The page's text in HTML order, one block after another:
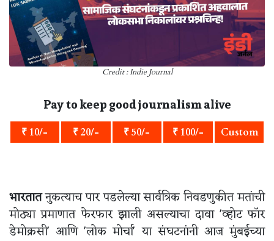
Credit : Indie Journal
Pay to keep good journalism alive
₹ 10/- ₹ 20/- ₹ 50/- ₹ 100/- Custom
भारतातनुकत्याच पार पडलेल्या सार्वत्रिक निवडणुकीत मतांची
मोठ्या प्रमाणात फेरफार झाली असल्याचा दावा 'व्होट फॉर
डेमोक्रसी' आणि 'लोक मोर्चा' या संघटनांनी आज मुंबईच्या